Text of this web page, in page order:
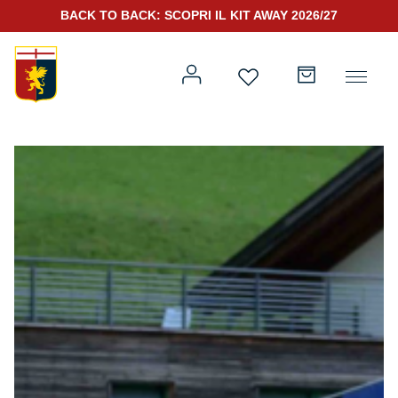
Prima squadra
Genoa for Special
Rappresentanza
Kit Gara 25/26
BACK TO BACK: SCOPRI IL KIT AWAY 2026/27